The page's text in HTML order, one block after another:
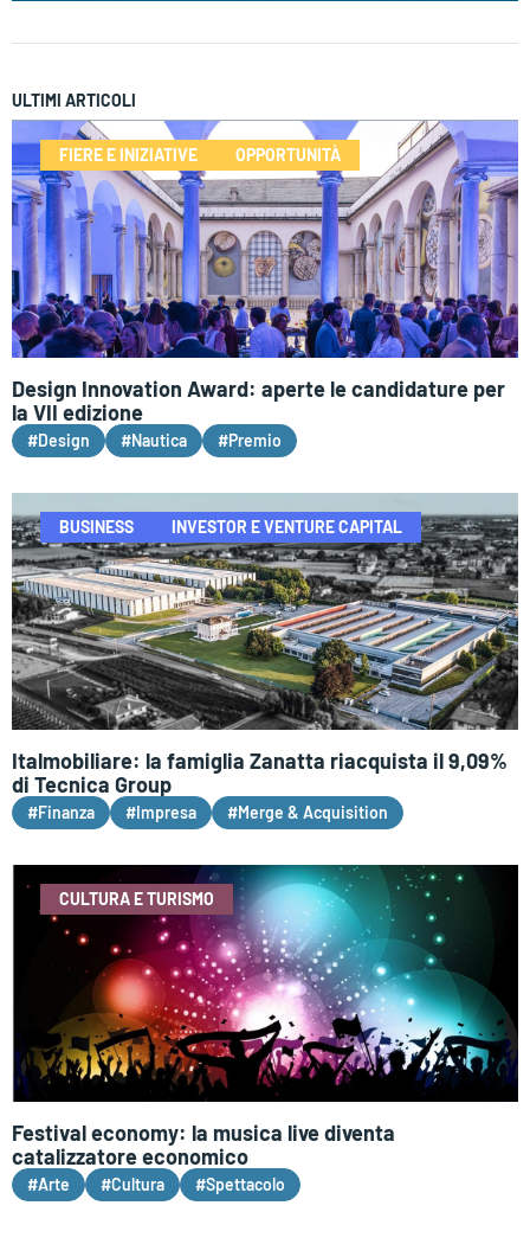
ULTIMI ARTICOLI
FIERE E INIZIATIVE OPPORTUNITÀ
Design Innovation Award: aperte le candidature per
la VII edizione
#Design #Nautica #Premio
BUSINESS INVESTOR E VENTURE CAPITAL
Italmobiliare: la famiglia Zanatta riacquista il 9,09%
di Tecnica Group
#Finanza #Impresa #Merge & Acquisition
CULTURA E TURISMO
Festival economy: la musica live diventa
catalizzatore economico
#Arte #Cultura #Spettacolo